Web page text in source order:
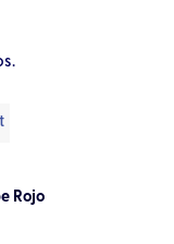
Rojo